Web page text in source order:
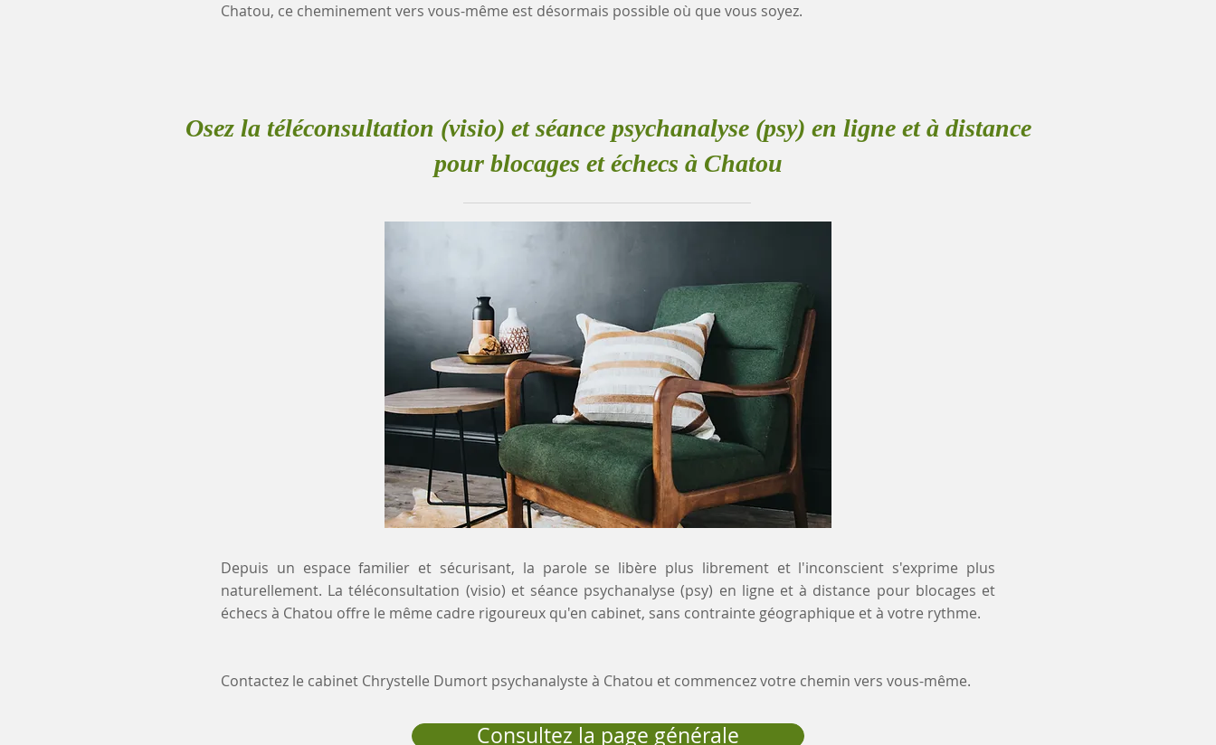
Chatou, ce cheminement vers vous-même est désormais possible où que vous soyez.
Osez la téléconsultation (visio) et séance psychanalyse (psy) en ligne et à distance
pour blocages et échecs à Chatou
Depuis un espace familier et sécurisant, la parole se libère plus librement et l'inconscient s'exprime plus
naturellement. La téléconsultation (visio) et séance psychanalyse (psy) en ligne et à distance pour blocages et
échecs à Chatou offre le même cadre rigoureux qu'en cabinet, sans contrainte géographique et à votre rythme.
Contactez le cabinet Chrystelle Dumort psychanalyste à Chatou et commencez votre chemin vers vous-même.
Consultez la page générale